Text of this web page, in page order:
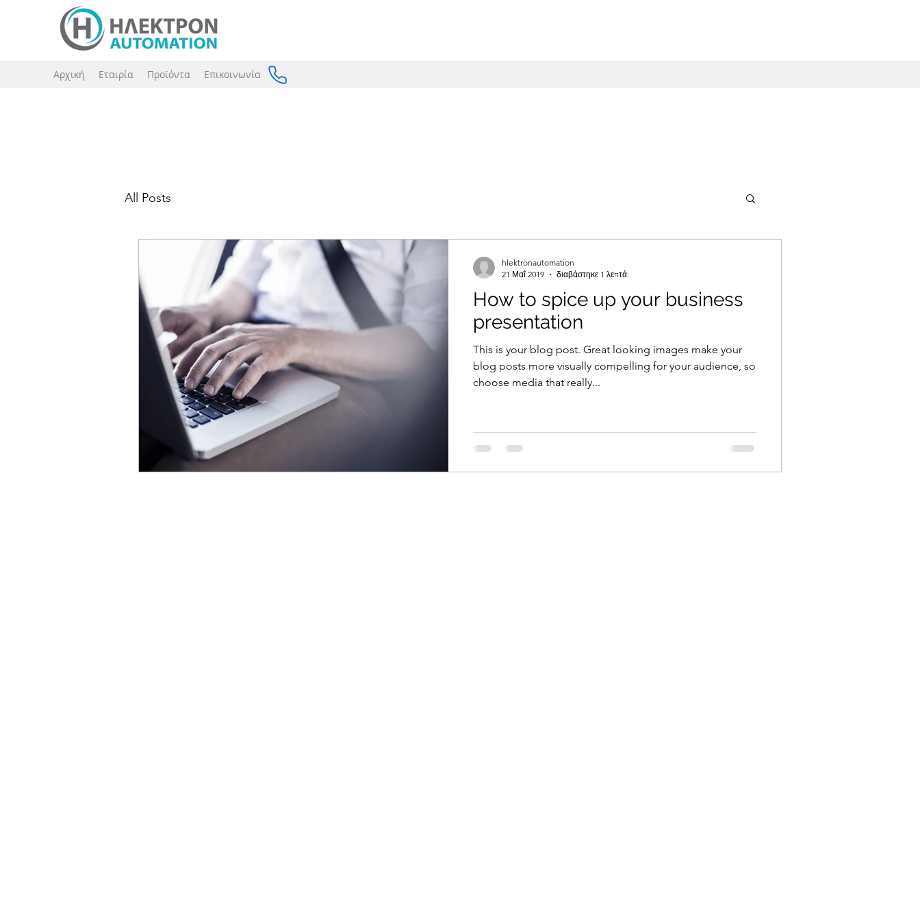
Αρχική Εταιρία Προϊόντα Επικοινωνία
All Posts
How to spice up your business
presentation
This is your blog post. Great looking images make your
blog posts more visually compelling for your audience, so
choose media that really...
hlektronautomation
21 Μαΐ 2019
διαβάστηκε 1 λεπτά